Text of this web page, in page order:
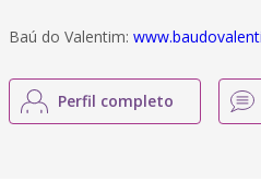
Baú do Valentim:
Perfil completo